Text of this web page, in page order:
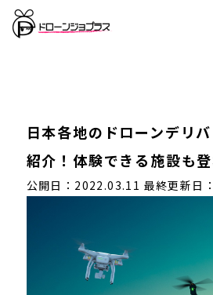
日本各地のドローンデリ
紹介！体験できる施設も登
公開日：2022.03.11 最終更新日